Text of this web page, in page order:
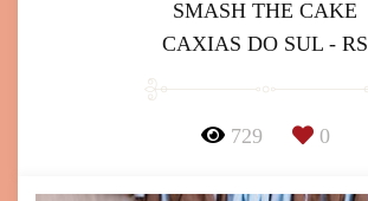
SMASH THE CAKE
CAXIAS DO SUL - RS
729 0